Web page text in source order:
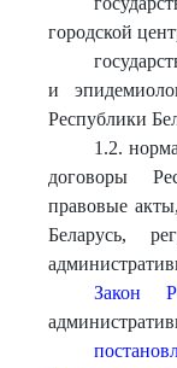
городской
и
Республики
1.2.
договоры
правовые
Беларусь,
Закон